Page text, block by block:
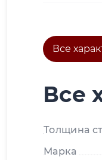
Все
Все
Толщина
Марка